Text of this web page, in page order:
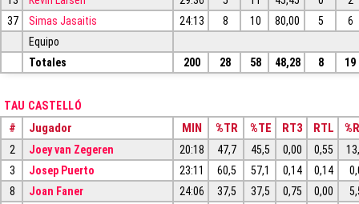
37
Simas Jasaitis 24:13 8 10 80,00 5
6
Equipo
Totales
200 28 58 48,28 8 19
TAU CASTELLÓ
# Jugador MIN %TR %TE RT3 RTL
2 Joey van Zegeren 20:18 47,7 45,5 0,00 0,55
3
Josep Puerto 23:11 60,5 57,1 0,14 0,14
8
Joan Faner 24:06 37,5 37,5 0,75 0,00